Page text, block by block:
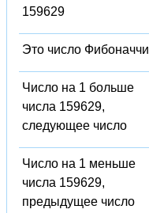
159629
Это число
Число на 1 больше
числа 159629,
следующее число
Число на 1 меньше
числа 159629,
предыдущее число